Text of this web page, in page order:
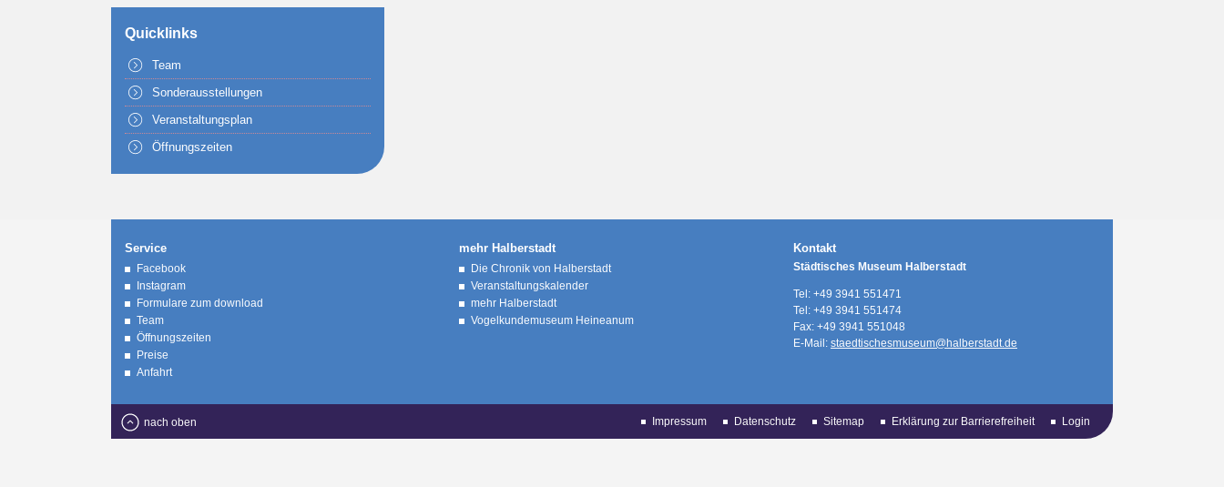
Quicklinks
Team
Sonderausstellungen
Veranstaltungsplan
Öffnungszeiten
Service
Facebook
Instagram
Formulare zum download
Team
Öffnungszeiten
Preise
Anfahrt
mehr Halberstadt
Die Chronik von Halberstadt
Veranstaltungskalender
mehr Halberstadt
Vogelkundemuseum Heineanum
Kontakt
Städtisches Museum Halberstadt
Tel: +49 3941 551471
Tel: +49 3941 551474
Fax: +49 3941 551048
E-Mail: staedtischesmuseum@halberstadt.de
nach oben Impressum Datenschutz Sitemap Erklärung zur Barrierefreiheit Login